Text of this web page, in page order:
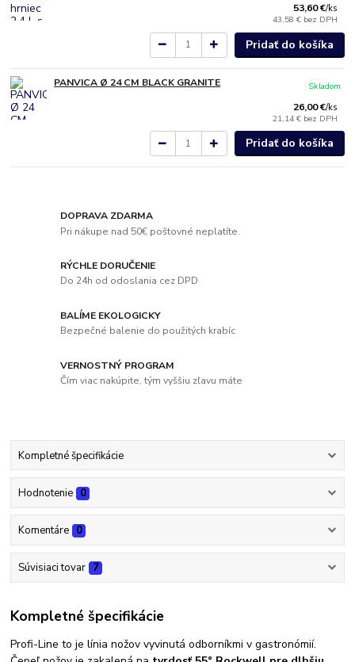
53,60 €/ks
43,58 € bez DPH
Pridať do košíka
PANVICA Ø 24 CM BLACK GRANITE
26,00 €/ks
21,14 € bez DPH
Skladom
Pridať do košíka
DOPRAVA ZDARMA
Pri nákupe nad 50€ poštovné neplatíte.
RÝCHLE DORUČENIE
Do 24h od odoslania cez DPD
BALÍME EKOLOGICKY
Bezpečné balenie do použitých krabíc
VERNOSTNÝ PROGRAM
Čím viac nakúpite, tým vyššiu zľavu máte
Kompletné špecifikácie
Hodnotenie 0
Komentáre 0
Súvisiaci tovar 7
Kompletné špecifikácie
Profi-Line to je línia nožov vyvinutá odborníkmi v gastronómií.